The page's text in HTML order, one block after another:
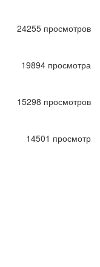
24255 просмотров
19894 просмотра
15298 просмотров
14501 просмотр